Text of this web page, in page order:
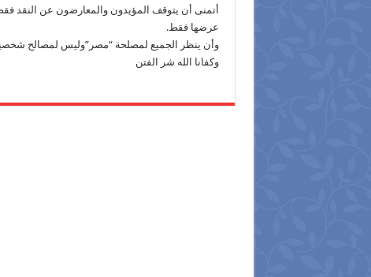
أتمنى أن يتوقف المؤيدون والمعارضون عن النقد
عرضها فقط.
وأن ينظر الجميع لمصلحة “مصر”وليس لمصالح
وكفانا الله شر الفتن